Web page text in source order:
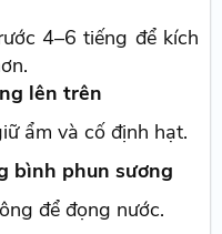
4–6 tiếng để kích
lên trên
ẩm và cố định hạt.
bình phun sương
để đọng nước.